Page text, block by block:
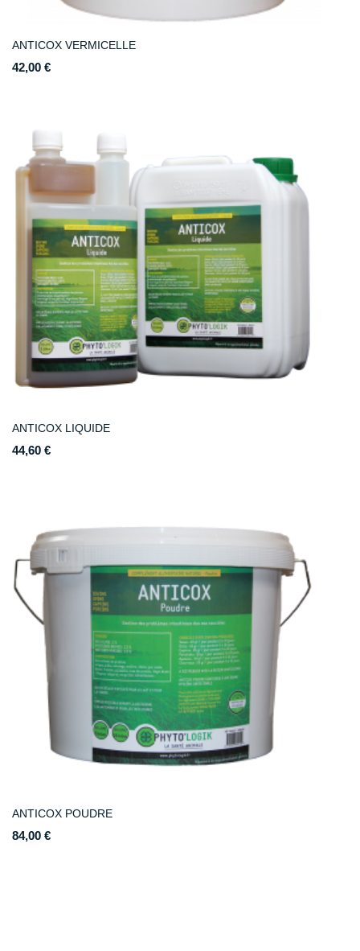
ANTICOX VERMICELLE
42,00 €
ANTICOX LIQUIDE
44,60 €
ANTICOX POUDRE
84,00 €